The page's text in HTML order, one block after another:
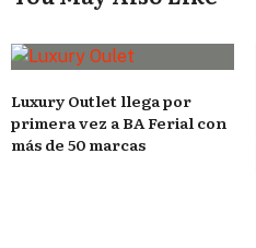
Luxury Outlet llega por
primera vez a BA Ferial con
más de 50 marcas